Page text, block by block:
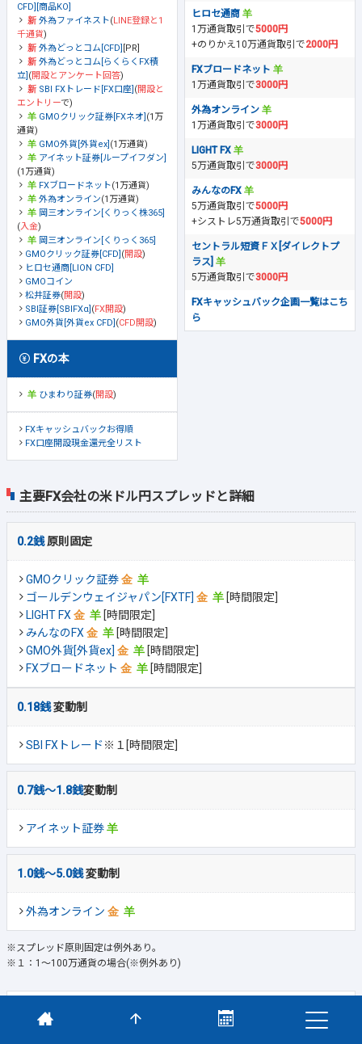
主要FX会社の米ドル円スプレッドと詳細
0.2銭原則固定
GMOクリック証券
ゴールデンウェイジャパン[FXTF]
[時間限定]
LIGHT FX
[時間限定]
みんなのFX
[時間限定]
GMO外貨[外貨ex]
[時間限定]
FXブロードネット
[時間限定]
0.18銭変動制
SBI FXトレード※１[時間限定]
0.7銭～1.8銭変動制
アイネット証券
1.0銭～5.0銭変動制
外為オンライン
※スプレッド原則固定は例外あり。
※１：1～100万通貨の場合(※例外あり)
CFD][商品KO]
外為ファイネスト(LINE登録と1
千通貨)
外為どっとコム[CFD] [PR]
外為どっとコム[らくらくFX積
立] (開設とアンケート回答)
SBI FXトレード[FX口座] (開設と
エントリーで)
GMOクリック証券[FXネオ] (1万
通貨)
GMO外貨[外貨ex] (1万通貨)
アイネット証券[ループイフダン]
(1万通貨)
FXブロードネット(1万通貨)
外為オンライン(1万通貨)
岡三オンライン[くりっく株365]
(入金)
岡三オンライン[くりっく365]
GMOクリック証券[CFD] (開設)
ヒロセ通商[LION CFD]
GMOコイン
松井証券(開設)
SBI証券[SBIFXα] (FX開設)
GMO外貨[外貨ex CFD] (CFD開設)
FXの本
ひまわり証券(開設)
FXキャッシュバックお得順
FX口座開設現金還元全リスト
ヒロセ通商
1万通貨取引で5000円
+のりかえ10万通貨取引で2000円
FXブロードネット
1万通貨取引で3000円
外為オンライン
1万通貨取引で3000円
LIGHT FX
5万通貨取引で3000円
みんなのFX
5万通貨取引で5000円
+シストレ5万通貨取引で5000円
セントラル短資ＦＸ[ダイレクトプ
ラス]
5万通貨取引で3000円
FXキャッシュバック企画一覧はこち
ら
羊飼いが実際に使用しているFX口座はコレ！